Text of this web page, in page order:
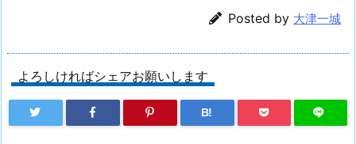
Posted by 大津一城
よろしければシェアお願いします
B!